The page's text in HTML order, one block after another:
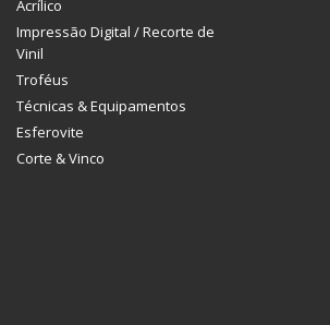
Acrílico
Impressão Digital / Recorte de
Vinil
Troféus
Técnicas & Equipamentos
Esferovite
Corte & Vinco